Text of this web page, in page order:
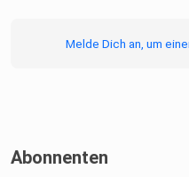
kommen,Melde Dich an, um
Abonnenten